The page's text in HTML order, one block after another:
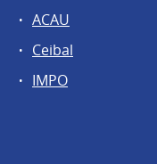
ACAU
Ceibal
IMPO